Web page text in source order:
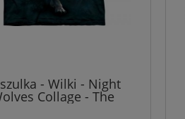
- Wilki - Night
Collage - The
Mountain